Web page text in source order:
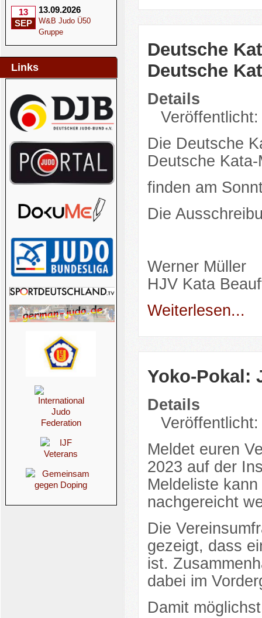
13
SEP
13.09.2026
W&B Judo Ü50
Gruppe
Links
Deutsche
Deutsche
Details
Die Deutsche
Deutsche
finden am
Die
Werner Müller
HJV Kata
Weiterlesen...
Yoko-Pokal:
Details
Meldet euren
2023 auf der
Meldeliste
nachgereicht
Die
gezeigt, dass
ist.
dabei im
Damit